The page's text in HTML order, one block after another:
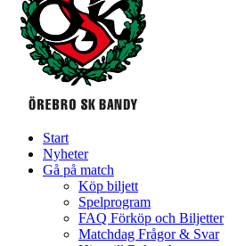
Start
Nyheter
Gå på match
Köp biljett
Spelprogram
FAQ Förköp och Biljetter
Matchdag Frågor & Svar